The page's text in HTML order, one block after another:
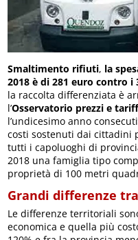
Smaltimento rifiuti, la
2018 è di 281 euro contro i
la raccolta differenziata è
l’Osservatorio prezzi e
l’undicesimo anno
costi sostenuti dai cittadini
tutti i capoluoghi di
2018 una famiglia tipo
proprietà di 100 metri
Grandi differenze
Le differenze territoriali
economica e quella più